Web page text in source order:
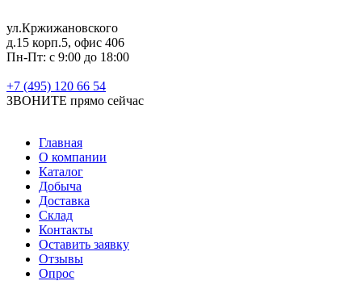
ул.Кржижановского
д.15 корп.5, офис 406
Пн-Пт: с 9:00 до 18:00
+7 (495) 120 66 54
ЗВОНИТЕ прямо сейчас
Главная
О компании
Каталог
Добыча
Доставка
Склад
Контакты
Оставить заявку
Отзывы
Опрос